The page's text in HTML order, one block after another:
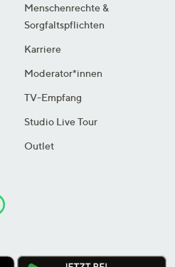
Menschenrechte &
Sorgfaltspflichten
Karriere
Moderator*innen
TV-Empfang
Studio Live Tour
Outlet